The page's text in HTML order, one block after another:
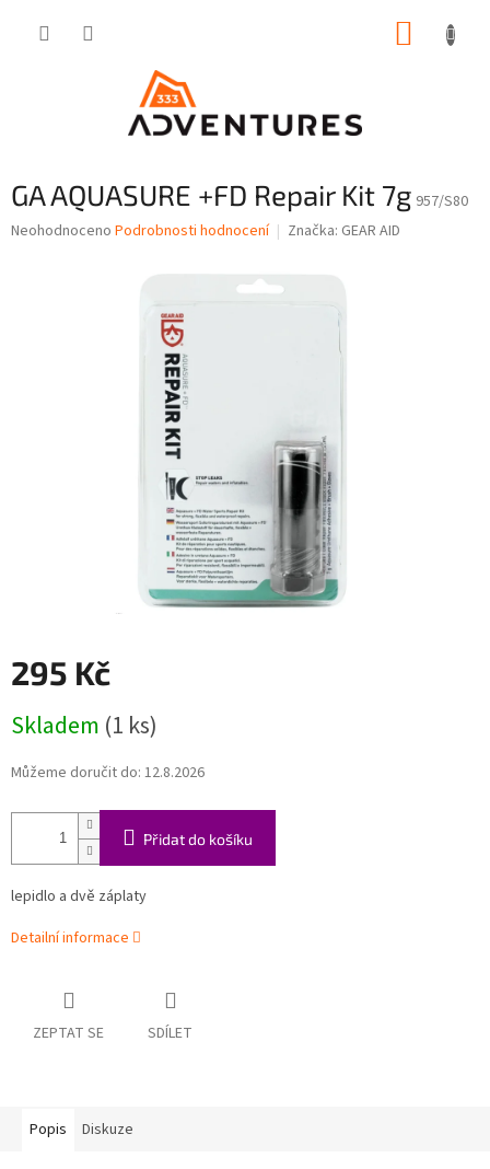
GA AQUASURE +FD Repair Kit 7g 957/S80
Průměrné
Neohodnoceno Podrobnosti hodnocení Značka: GEAR AID
295 Kč
cena:
Skladem (1 ks)
Můžeme doručit do: 12.8.2026
Přidat do košíku
lepidlo a dvě záplaty
Detailní informace
ZEPTAT SE SDÍLET
Popis Diskuze